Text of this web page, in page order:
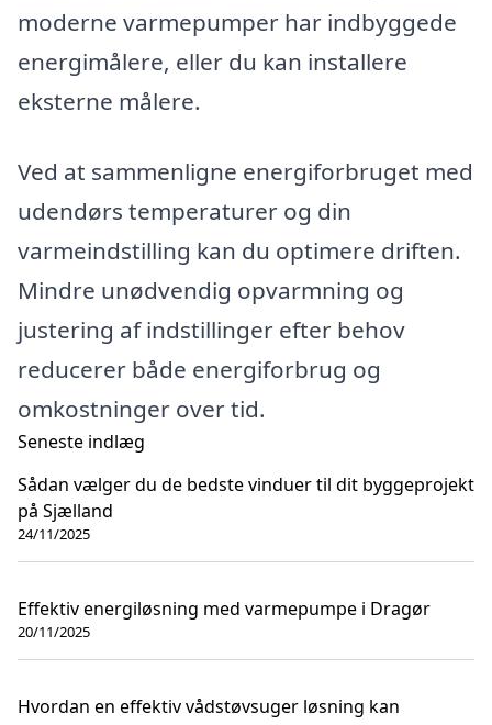
moderne varmepumper har indbyggede
energimålere, eller du kan installere
eksterne målere.
Ved at sammenligne energiforbruget med
udendørs temperaturer og din
varmeindstilling kan du optimere driften.
Mindre unødvendig opvarmning og
justering af indstillinger efter behov
reducerer både energiforbrug og
omkostninger over tid.
Seneste indlæg
Sådan vælger du de bedste vinduer til dit byggeprojekt
på Sjælland
24/11/2025
Effektiv energiløsning med varmepumpe i Dragør
20/11/2025
Hvordan en effektiv vådstøvsuger løsning kan